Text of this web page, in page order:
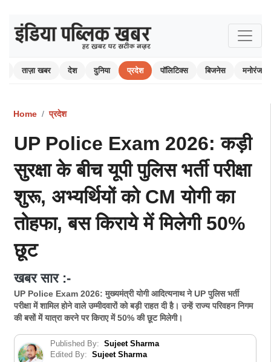
ताज़ा खबर देश दुनिया प्रदेश पॉलिटिक्स बिजनेस मनोरंजन
Home प्रदेश
UP Police Exam 2026: कड़ी
सुरक्षा के बीच यूपी पुलिस भर्ती परीक्षा
शुरू, अभ्यर्थियों को CM योगी का
तोहफा, बस किराये में मिलेगी 50%
छूट
खबर सार :-
UP Police Exam 2026: मुख्यमंत्री योगी आदित्यनाथ ने UP पुलिस भर्ती
परीक्षा में शामिल होने वाले उम्मीदवारों को बड़ी राहत दी है। उन्हें राज्य परिवहन निगम
की बसों में यात्रा करने पर किराए में 50% की छूट मिलेगी।
Published By: Sujeet Sharma
Edited By: Sujeet Sharma